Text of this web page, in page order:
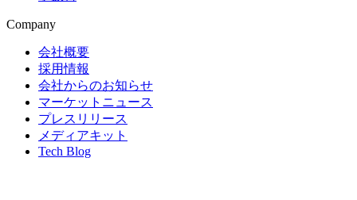
Company
会社概要
採用情報
会社からのお知らせ
マーケットニュース
プレスリリース
メディアキット
Tech Blog